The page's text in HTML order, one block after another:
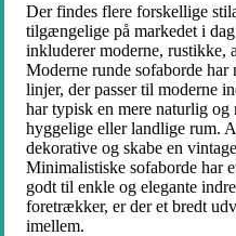
Der findes flere forskellige
tilgængelige på markedet i
inkluderer moderne, rustikke,
Moderne runde sofaborde
linjer, der passer til moderne
har typisk en mere naturlig
hyggelige eller landlige rum.
dekorative og skabe en
Minimalistiske sofaborde har
godt til enkle og elegante
foretrækker, er der et bredt
imellem.